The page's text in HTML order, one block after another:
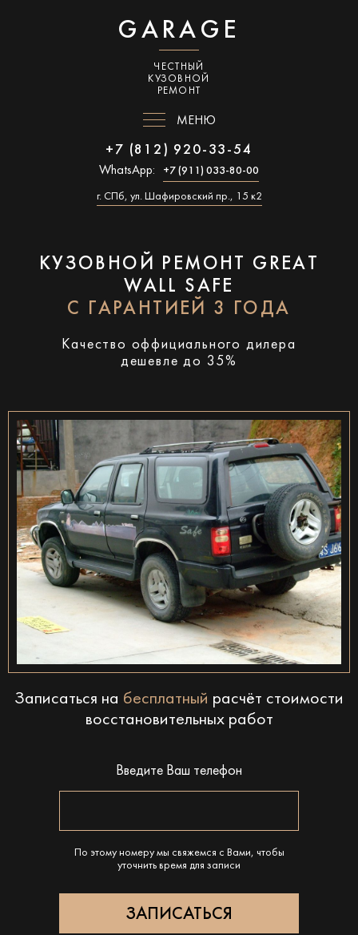
GARAGE
ЧЕСТНЫЙ
КУЗОВНОЙ
РЕМОНТ
МЕНЮ
+7 (812) 920-33-54
WhatsApp: +7 (911) 033-80-00
г. СПб, ул. Шафировский пр., 15 к2
КУЗОВНОЙ РЕМОНТ GREAT
WALL SAFE
С ГАРАНТИЕЙ 3 ГОДА
Качество оффициального дилера
дешевле до 35%
Записаться на бесплатный расчёт стоимости
восстановительных работ
Введите Ваш телефон
По этому номеру мы свяжемся с Вами, чтобы
уточнить время для записи